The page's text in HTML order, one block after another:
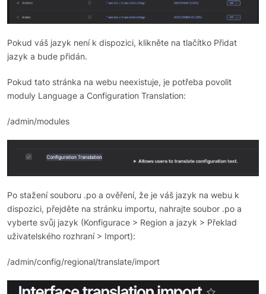
Pokud váš jazyk není k dispozici, klikněte na tlačítko Přidat
jazyk a bude přidán.
Pokud tato stránka na webu neexistuje, je potřeba povolit
moduly Language a Configuration Translation:
/admin/modules
Po stažení souboru .po a ověření, že je váš jazyk na webu k
dispozici, přejděte na stránku importu, nahrajte soubor .po a
vyberte svůj jazyk (Konfigurace > Region a jazyk > Překlad
uživatelského rozhraní > Import):
/admin/config/regional/translate/import